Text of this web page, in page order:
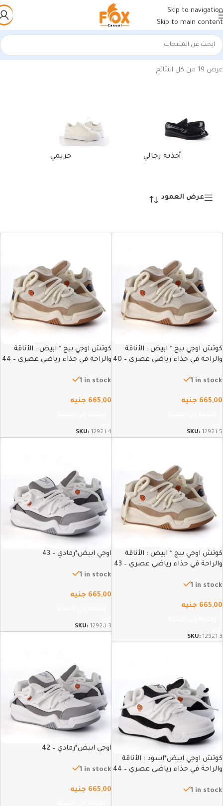
Skip to navigation
Skip to main content
الرئيسية/منتجات تحت الوسم “كوتش أوجي مريح”
عرض ⁦19⁩ من كل النتائج
أحزمة جلد طبيعي حقائب وأغطية وحافظات
عرض العمود
كوتش اوجي بيج * ابيض : الأناقة
والراحة في حذاء رياضي عصري – 40
1 in stock
665,00 جنيه
SKU: 12921-5
كوتش اوجي بيج * ابيض : الأناقة
والراحة في حذاء رياضي عصري – 44
1 in stock
665,00 جنيه
SKU: 12921-4
كوتش اوجي بيج * ابيض : الأناقة
والراحة في حذاء رياضي عصري – 43
1 in stock
665,00 جنيه
SKU: 12921-3
اوجي ابيض*رمادي – 43
1 in stock
665,00 جنيه
SKU: 12920-3
اوجي ابيض*رمادي – 42
1 in stock
665,00 جنيه
كوتش اوجي ابيض*اسود : الأناقة
والراحة في حذاء رياضي عصري – 44
1 in stock